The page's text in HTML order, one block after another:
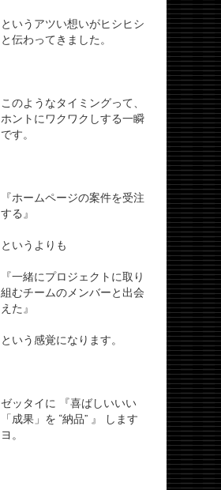
というアツい想いがヒシヒシ
と伝わってきました。
このようなタイミングって、
ホントにワクワクしする一瞬
です。
『ホームページの案件を受注
する』
というよりも
『一緒にプロジェクトに取り
組むチームのメンバーと出会
えた』
という感覚になります。
ゼッタイに 『喜ばしいいい
「成果」を “納品” 』 します
ヨ。